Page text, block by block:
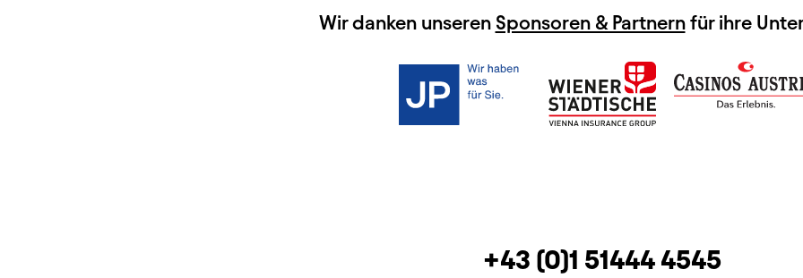
Wir danken unseren Sponsoren & Partnernfür ihre
TELEFON
+43 (0)1 51444 4545